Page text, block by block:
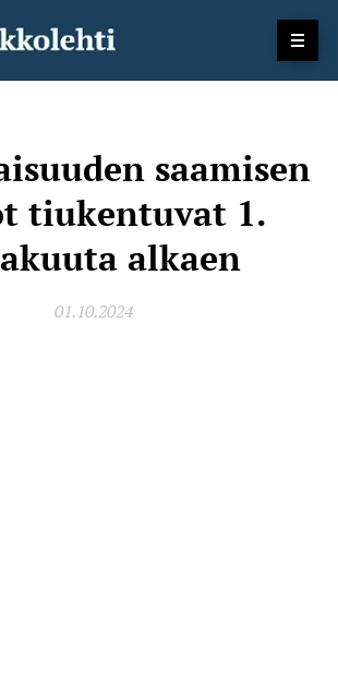
saamisen
tiukentuvat 1.
alkaen
01.10.2024